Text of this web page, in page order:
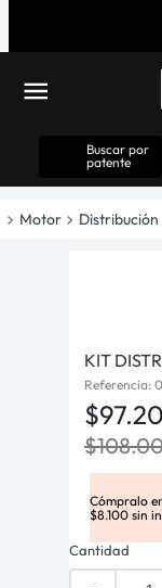
Buscar por
patente
Motor Distribución
KIT
Referencia:
$97.
$108.
Cómpralo
$8.100 sin
Cantidad